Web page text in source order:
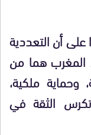
أن التعددية
المغرب هما من
وحماية ملكية،
الثقة في